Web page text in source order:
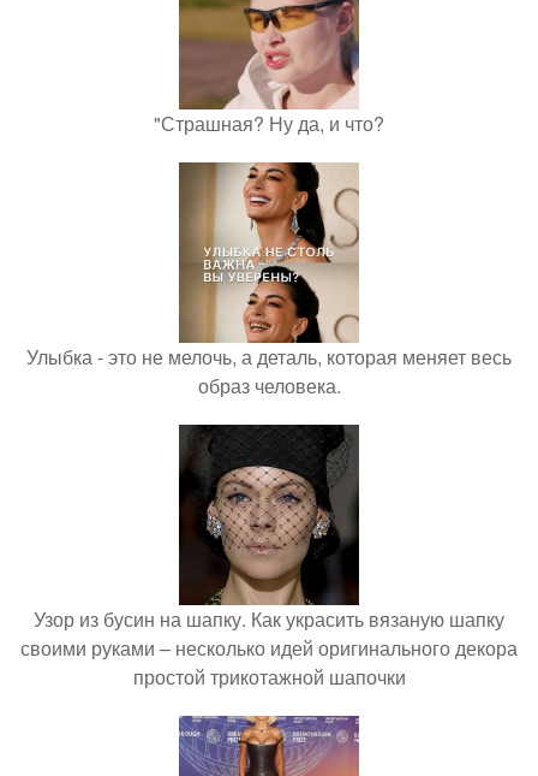
"Страшная? Ну да, и что?
Улыбка - это не мелочь, а деталь, которая меняет весь
образ человека.
Узор из бусин на шапку. Как украсить вязаную шапку
своими руками – несколько идей оригинального декора
простой трикотажной шапочки